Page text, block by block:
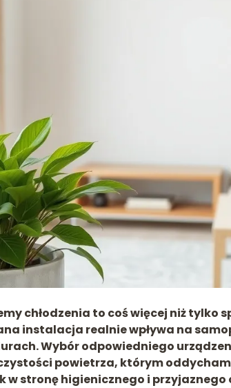
chłodzenia to coś więcej niż tylko
instalacja realnie wpływa na
Wybór odpowiedniego
powietrza, którym
w stronę higienicznego i przyjaznego